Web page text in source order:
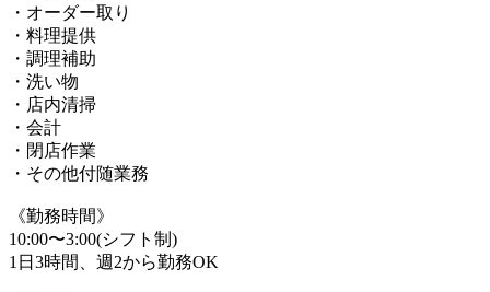
・オーダー取り
・料理提供
・調理補助
・洗い物
・店内清掃
・会計
・閉店作業
・その他付随業務
《勤務時間》
10:00〜3:00(シフト制)
1日3時間、週2から勤務OK